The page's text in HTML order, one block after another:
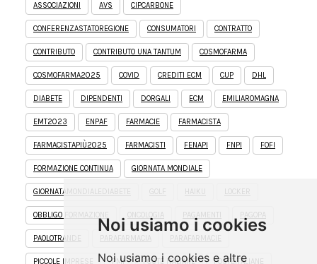
Noi usiamo i cookies
Noi usiamo i cookies e altre
ASSOCIAZIONI AVS CIPCARBONE
CONFERENZASTATOREGIONE CONSUMATORI CONTRATTO
CONTRIBUTO CONTRIBUTO UNA TANTUM COSMOFARMA
COSMOFARMA2025 COVID CREDITI ECM CUP DHL
DIABETE DIPENDENTI DORGALI ECM EMILIAROMAGNA
EMT2023 ENPAF FARMACIE FARMACISTA
FARMACISTAPIÙ2025 FARMACISTI FENAPI FNPI FOFI
FORMAZIONE CONTINUA GIORNATA MONDIALE
GIORNATAMONDIALEDIABETE GOLF HAIKU LOCKER
OBBLIGO FORMAZIONE ONCOLOGIA PAGAMENTI PAGOPA
PAOLOTRANDE PARAFARMACIA PARAFARMACIE
PICCOLE IMPRESE PMI POSTE ITALIANE POSTEITALIANE